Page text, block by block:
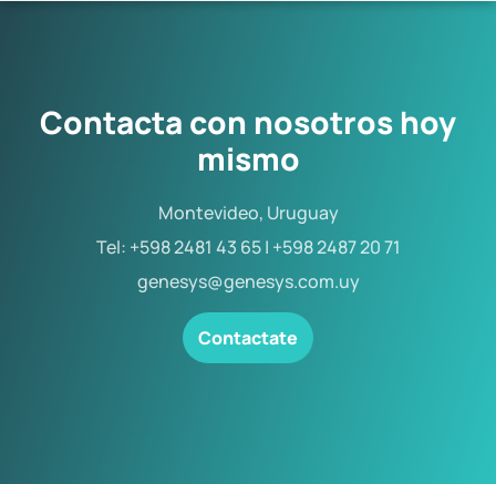
Contacta con nosotros hoy
mismo
Montevideo, Uruguay
Tel: +598 2481 43 65 | +598 2487 20 71
genesys@genesys.com.uy
Contactate